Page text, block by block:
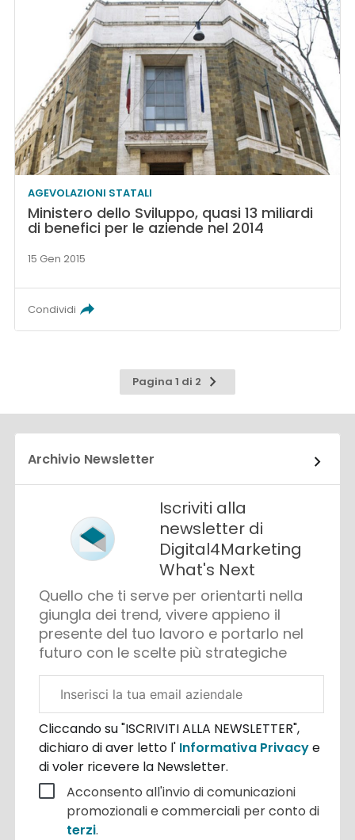
AGEVOLAZIONI STATALI
Ministero dello Sviluppo, quasi 13 miliardi
di benefici per le aziende nel 2014
15 Gen 2015
Condividi
Pagina 1 di 2
Pagina
successiva
Archivio Newsletter
Iscriviti alla
newsletter di
Digital4Marketing
What's Next
Quello che ti serve per orientarti nella
giungla dei trend, vivere appieno il
presente del tuo lavoro e portarlo nel
futuro con le scelte più strategiche
aziendale
Cliccando su "ISCRIVITI ALLA NEWSLETTER",
dichiaro di aver letto l' Informativa Privacye
di voler ricevere la Newsletter.
Acconsento all'invio di comunicazioni
promozionali e commerciali per conto di
terzi.